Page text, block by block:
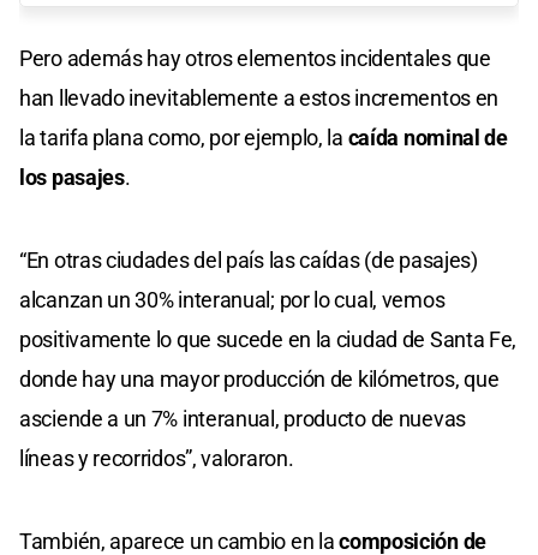
Pero además hay otros elementos incidentales que
han llevado inevitablemente a estos incrementos en
la tarifa plana como, por ejemplo, la caída nominal de
los pasajes.
“En otras ciudades del país las caídas (de pasajes)
alcanzan un 30% interanual; por lo cual, vemos
positivamente lo que sucede en la ciudad de Santa Fe,
donde hay una mayor producción de kilómetros, que
asciende a un 7% interanual, producto de nuevas
líneas y recorridos”, valoraron.
También, aparece un cambio en lacomposición de